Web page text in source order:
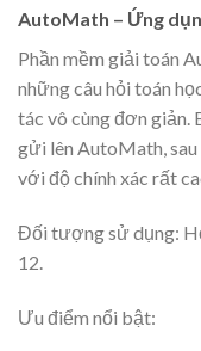
AutoMath – Ứng
Phần mềm giải toán
những câu hỏi toán
tác vô cùng đơn giản.
gửi lên AutoMath,
với độ chính xác rất
Đối tượng sử dụng:
12.
Ưu điểm nổi bật: